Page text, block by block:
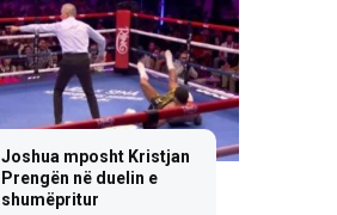
Joshua mposht Kristjan
Prengën në duelin e
shumëpritur